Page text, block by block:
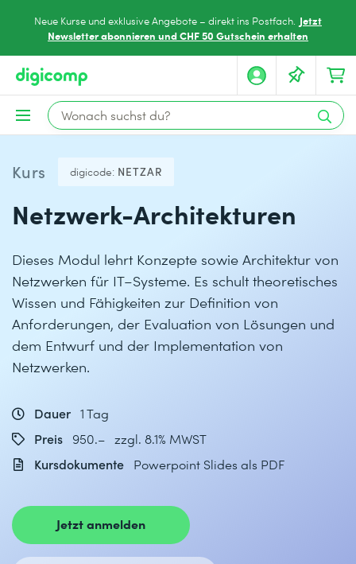
Neue Kurse und exklusive Angebote – direkt ins Postfach. Jetzt
Newsletter abonnieren und CHF 50 Gutschein erhalten
Kurs digicode: NETZAR
Netzwerk-Architekturen
Dieses Modul lehrt Konzepte sowie Architektur von
Netzwerken für IT–Systeme. Es schult theoretisches
Wissen und Fähigkeiten zur Definition von
Anforderungen, der Evaluation von Lösungen und
dem Entwurf und der Implementation von
Netzwerken.
Dauer 1 Tag
Preis
950.– zzgl. 8.1% MWST
Kursdokumente
Powerpoint Slides als PDF
Jetzt anmelden